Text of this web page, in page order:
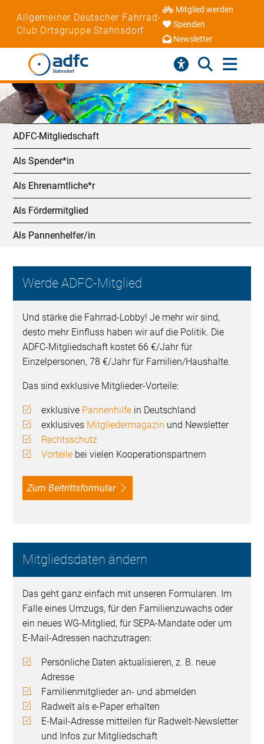
Allgemeiner Deutscher Fahrrad-
Club Ortsgruppe Stahnsdorf
Mitglied werden
Spenden
Newsletter
ADFC-Mitgliedschaft
Als Spender*in
Als Ehrenamtliche*r
Als Fördermitglied
Als Pannenhelfer/in
Werde ADFC-Mitglied
Und stärke die Fahrrad-Lobby! Je mehr wir sind,
desto mehr Einfluss haben wir auf die Politik. Die
ADFC-Mitgliedschaft kostet 66 €/Jahr für
Einzelpersonen, 78 €/Jahr für Familien/Haushalte.
Das sind exklusive Mitglieder-Vorteile:
exklusive Pannenhilfe in Deutschland
exklusives Mitgliedermagazin und Newsletter
Rechtsschutz
Vorteile bei vielen Kooperationspartnern
Zum Beitrittsformular
Mitgliedsdaten ändern
Das geht ganz einfach mit unseren Formularen. Im
Falle eines Umzugs, für den Familienzuwachs oder
ein neues WG-Mitglied, für SEPA-Mandate oder um
E-Mail-Adressen nachzutragen:
Persönliche Daten aktualisieren, z. B. neue
Adresse
Familienmitglieder an- und abmelden
Radwelt als e-Paper erhalten
E-Mail-Adresse mitteilen für Radwelt-Newsletter
und Infos zur Mitgliedschaft